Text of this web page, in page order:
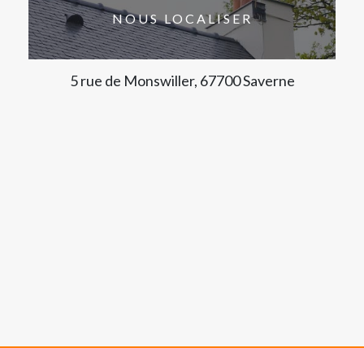
NOUS LOCALISER
5 rue de Monswiller, 67700 Saverne